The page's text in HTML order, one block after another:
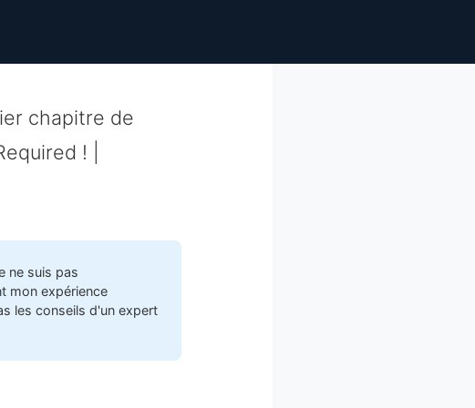
chapitre de
! |
ne suis pas
mon expérience
les conseils d'un expert